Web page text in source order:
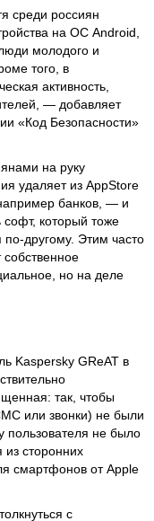
среди россиян
на ОС Android,
молодого и
того, в
активность,
— добавляет
«Код Безопасности»
на руку
удаляет из AppStore
банков, — и
софт, который тоже
другому. Этим часто
но на деле
Kaspersky GReAT в
так, чтобы
или звонки) не были
пользователя не было
из сторонних
смартфонов от Apple
с